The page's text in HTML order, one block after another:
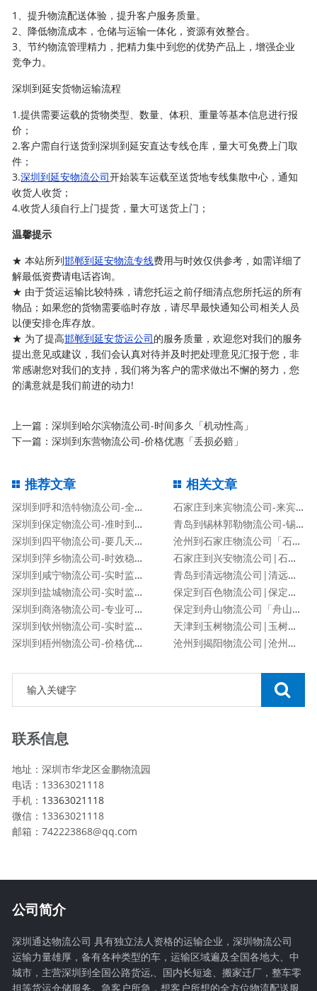
1、提升物流配送体验，提升客户服务质量。
2、降低物流成本，仓储与运输一体化，资源有效整合。
3、节约物流管理精力，把精力集中到您的优势产品上，增强企业
竞争力。
深圳到延安货物运输流程
1.提供需要运载的货物类型、数量、体积、重量等基本信息进行报
价；
2.客户需自行送货到深圳到延安直达专线仓库，量大可免费上门取
件；
3.深圳到延安物流公司开始装车运载至送货地专线集散中心，通知
收货人收货；
4.收货人须自行上门提货，量大可送货上门；
温馨提示
★ 本站所列邯郸到延安物流专线费用与时效仅供参考，如需详细了
解最低资费请电话咨询。
★ 由于货运运输比较特殊，请您托运之前仔细清点您所托运的所有
物品；如果您的货物需要临时存放，请尽早最快通知公司相关人员
以便安排仓库存放。
★ 为了提高邯郸到延安货运公司的服务质量，欢迎您对我们的服务
提出意见或建议，我们会认真对待并及时把处理意见汇报于您，非
常感谢您对我们的支持，我们将为客户的需求做出不懈的努力，您
的满意就是我们前进的动力!
上一篇：深圳到哈尔滨物流公司-时间多久「机动性高」
下一篇：深圳到东营物流公司-价格优惠「丢损必赔」
推荐文章
深圳到呼和浩特物流公司-全境派送「时效稳定」
深圳到保定物流公司-准时到达「时间多久」
深圳到四平物流公司-要几天时间「按时送达」
深圳到萍乡物流公司-时效稳定「免费取件」
深圳到咸宁物流公司-实时监控「送货上门」
深圳到盐城物流公司-实时监控「送货上门」
深圳到商洛物流公司-专业可靠「保证时效」
深圳到钦州物流公司-实时监控「送货上门」
深圳到梧州物流公司-价格优惠「丢损必赔」
相关文章
石家庄到来宾物流公司-来宾专线
青岛到锡林郭勒物流公司-锡林郭勒专线
沧州到石家庄物流公司「石家庄专线」
石家庄到兴安物流公司|石家庄到兴安货运专线
青岛到清远物流公司|清远专线
保定到百色物流公司|保定到百色货运专线
保定到舟山物流公司「舟山专线」
天津到玉树物流公司|玉树专线
沧州到揭阳物流公司|沧州到揭阳物流专线
联系信息
地址：深圳市华龙区金鹏物流园
电话：13363021118
手机： 13363021118
微信：13363021118
邮箱：742223868@qq.com
公司简介
深圳通达物流公司 具有独立法人资格的运输企业，深圳物流公司
运输力量雄厚，备有各种类型的车，运输区域遍及全国各地大、中
城市，主营深圳到全国公路货运,、国内长短途、搬家迁厂，整车零
担等货运仓储服务。急客户所急，想客户所想的全方位物流配送服